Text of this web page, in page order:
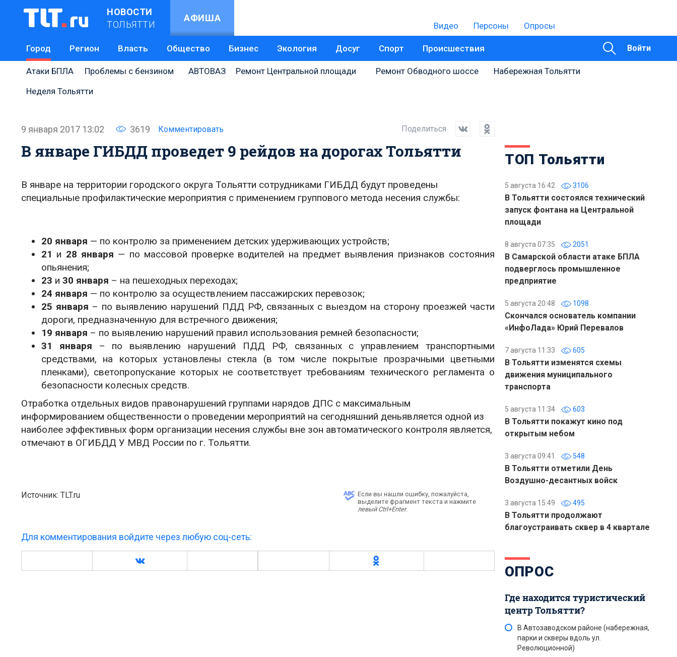
НОВОСТИ
ТОЛЬЯТТИ
АФИША
Видео Персоны Опросы
Город Регион Власть Общество Бизнес Экология Досуг Спорт Происшествия Войти
Атаки БПЛА Проблемы с бензином АВТОВАЗ Ремонт Центральной площади Ремонт Обводного шоссе
Набережная Тольятти
Неделя Тольятти
9 января 2017 13:02 3619 Комментировать Поделиться
В январе ГИБДД проведет 9 рейдов на дорогах Тольятти
В январе на территории городского округа Тольятти сотрудниками ГИБДД будут проведены
специальные профилактические мероприятия с применением группового метода несения службы:
20 января — по контролю за применением детских удерживающих устройств;
21 и 28 января — по массовой проверке водителей на предмет выявления признаков состояния
опьянения;
23 и 30 января – на пешеходных переходах;
24 января — по контролю за осуществлением пассажирских перевозок;
25 января – по выявлению нарушений ПДД РФ, связанных с выездом на сторону проезжей части
дороги, предназначенную для встречного движения;
19 января – по выявлению нарушений правил использования ремней безопасности;
31 января – по выявлению нарушений ПДД РФ, связанных с управлением транспортными
средствами, на которых установлены стекла (в том числе покрытые прозрачными цветными
пленками), светопропускание которых не соответствует требованиям технического регламента о
безопасности колесных средств.
Отработка отдельных видов правонарушений группами нарядов ДПС с максимальным
информированием общественности о проведении мероприятий на сегодняшний деньявляется одной из
наиболее эффективных форм организации несения службы вне зон автоматического контроля является,
отмечают в ОГИБДД У МВД России по г. Тольятти.
Источник: TLT.ru
Если вы нашли ошибку, пожалуйста,
выделите фрагмент текста и нажмите
левый Ctrl+Enter.
Для комментирования войдите через любую соц-сеть:
ТОП Тольятти
5 августа 16:42 3106
В Тольятти состоялся технический
запуск фонтана на Центральной
площади
8 августа 07:35 2051
В Самарской области атаке БПЛА
подверглось промышленное
предприятие
5 августа 20:48 1098
Скончался основатель компании
«ИнфоЛада» Юрий Перевалов
7 августа 11:33 605
В Тольятти изменятся схемы
движения муниципального
транспорта
5 августа 11:34 603
В Тольятти покажут кино под
открытым небом
3 августа 09:41 548
В Тольятти отметили День
Воздушно-десантных войск
3 августа 15:49 495
В Тольятти продолжают
благоустраивать сквер в 4 квартале
ОПРОС
Где находится туристический
центр Тольятти?
В Автозаводском районе (набережная,
парки и скверы вдоль ул.
Революционной)